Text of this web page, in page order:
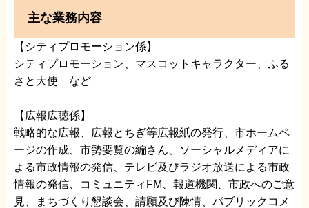
主な業務内容
【シティプロモーション係】
シティプロモーション、マスコットキャラクター、ふる
さと大使 など
【広報広聴係】
戦略的な広報、広報とちぎ等広報紙の発行、市ホームペ
ージの作成、市勢要覧の編さん、ソーシャルメディアに
よる市政情報の発信、テレビ及びラジオ放送による市政
情報の発信、コミュニティFM、報道機関、市政へのご意
見、まちづくり懇談会、請願及び陳情、パブリックコメ